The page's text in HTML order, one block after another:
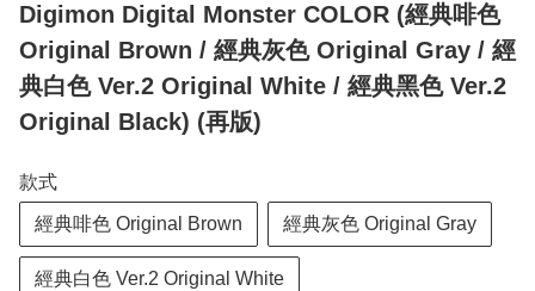
Digimon Digital Monster COLOR (經典啡色
Original Brown / 經典灰色 Original Gray / 經
典白色 Ver.2 Original White / 經典黑色 Ver.2
Original Black) (再版)
款式
經典啡色 Original Brown 經典灰色 Original Gray
經典白色 Ver.2 Original White